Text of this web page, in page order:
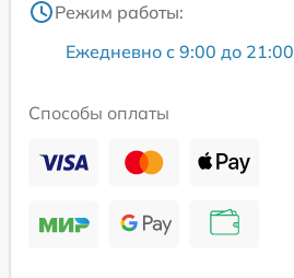
Режим работы:
Ежедневно с 9:00 до 21:00
Способы оплаты